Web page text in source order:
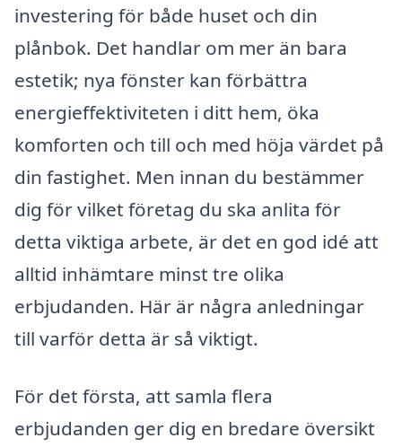
investering för både huset och din
plånbok. Det handlar om mer än bara
estetik; nya fönster kan förbättra
energieffektiviteten i ditt hem, öka
komforten och till och med höja värdet på
din fastighet. Men innan du bestämmer
dig för vilket företag du ska anlita för
detta viktiga arbete, är det en god idé att
alltid inhämtare minst tre olika
erbjudanden. Här är några anledningar
till varför detta är så viktigt.
För det första, att samla flera
erbjudanden ger dig en bredare översikt